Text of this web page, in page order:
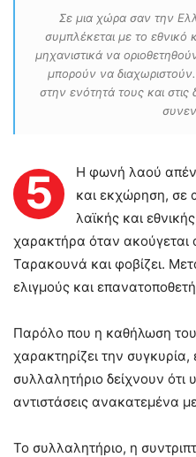
Σε μια χώρα σαν την
συμπλέκεται με το
μηχανιστικά να
μπορούν να
στην ενότητά τους και στις
5
Η φωνή λαού
και εκχώρηση, σε
λαϊκής και
χαρακτήρα όταν ακούγεται
Ταρακουνά και φοβίζει.
ελιγμούς και
Παρόλο που η καθήλωση του
χαρακτηρίζει την συγκυρία,
συλλαλητήριο δείχνουν
αντιστάσεις ανακατεμένα
Το συλλαλητήριο, η